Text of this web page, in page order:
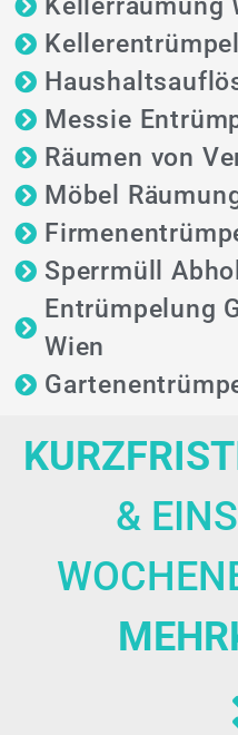
Kellerräumung
Messie
Räumen von
Möbel
Sperrmüll
Entrümpelung
Wien
&